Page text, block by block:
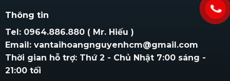
Thông tin
Tel: 0964.886.880 ( Mr. Hiếu )
Email: vantaihoangnguyenhcm@gmail.com
Thời gian hỗ trợ: Thứ 2 - Chủ Nhật 7:00 sáng -
21:00 tối